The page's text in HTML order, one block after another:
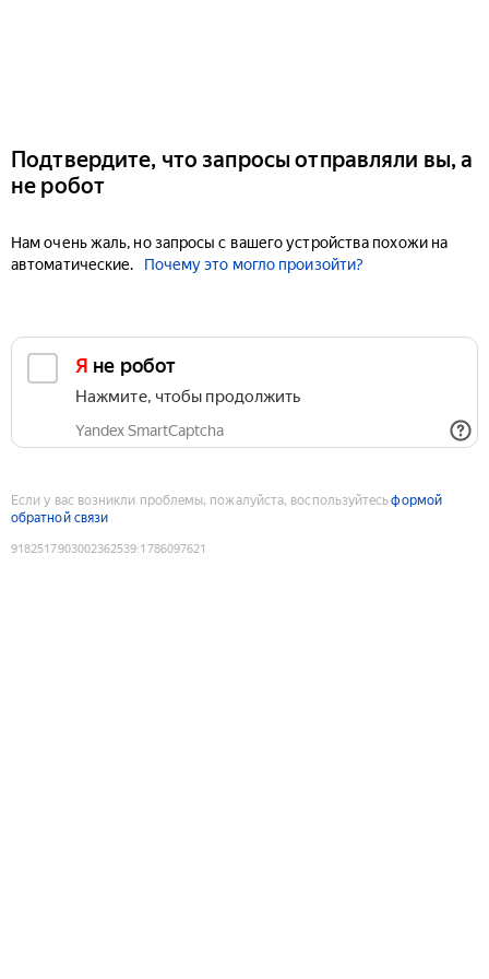
Подтвердите, что запросы отправляли вы, а
не робот
Нам очень жаль, но запросы с вашего устройства похожи на
автоматические.
Почему это могло произойти?
Я не робот
Нажмите, чтобы продолжить
Yandex SmartCaptcha
Если у вас возникли проблемы, пожалуйста, воспользуйтесьформой
обратной связи
9182517903002362539:1786097621